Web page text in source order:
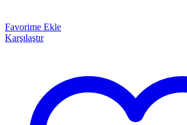
Favorime Ekle
Karşılaştır